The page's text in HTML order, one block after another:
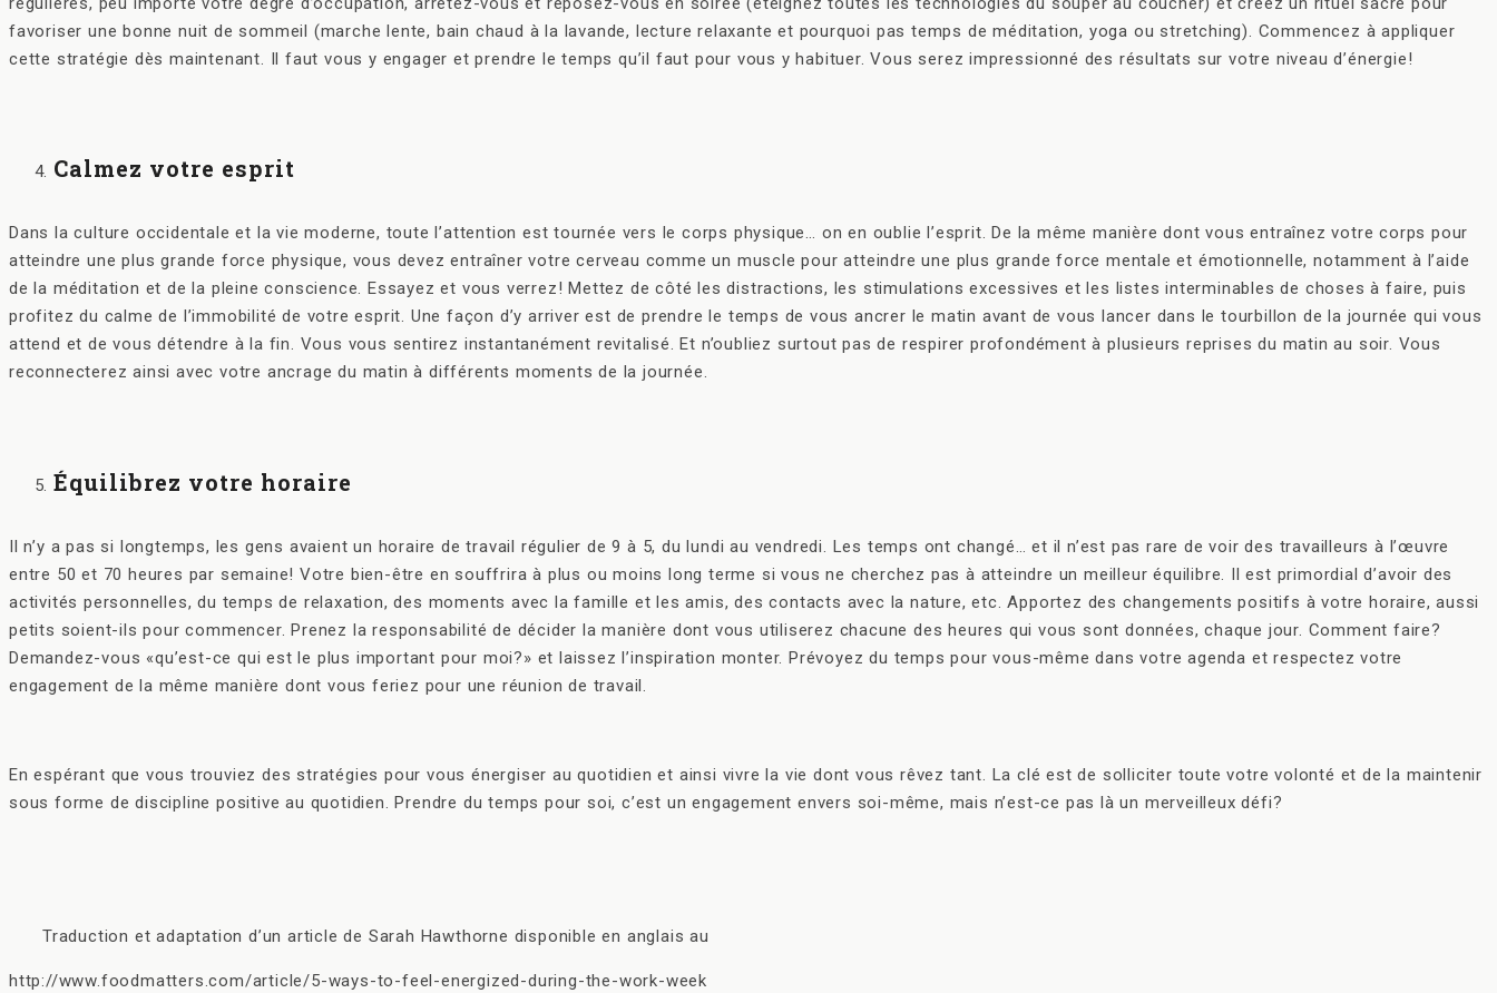
favoriser une bonne nuit de sommeil (marche lente, bain chaud à la lavande, lecture relaxante et pourquoi pas temps de méditation, yoga ou stretching). Commencez à appliquer
cette stratégie dès maintenant. Il faut vous y engager et prendre le temps qu’il faut pour vous y habituer. Vous serez impressionné des résultats sur votre niveau d’énergie!
Calmez votre esprit
Dans la culture occidentale et la vie moderne, toute l’attention est tournée vers le corps physique… on en oublie l’esprit. De la même manière dont vous entraînez votre corps pour
atteindre une plus grande force physique, vous devez entraîner votre cerveau comme un muscle pour atteindre une plus grande force mentale et émotionnelle, notamment à l’aide
de la méditation et de la pleine conscience. Essayez et vous verrez! Mettez de côté les distractions, les stimulations excessives et les listes interminables de choses à faire, puis
profitez du calme de l’immobilité de votre esprit. Une façon d’y arriver est de prendre le temps de vous ancrer le matin avant de vous lancer dans le tourbillon de la journée qui vous
attend et de vous détendre à la fin. Vous vous sentirez instantanément revitalisé. Et n’oubliez surtout pas de respirer profondément à plusieurs reprises du matin au soir. Vous
reconnecterez ainsi avec votre ancrage du matin à différents moments de la journée.
Équilibrez votre horaire
Il n’y a pas si longtemps, les gens avaient un horaire de travail régulier de 9 à 5, du lundi au vendredi. Les temps ont changé… et il n’est pas rare de voir des travailleurs à l’œuvre
entre 50 et 70 heures par semaine! Votre bien-être en souffrira à plus ou moins long terme si vous ne cherchez pas à atteindre un meilleur équilibre. Il est primordial d’avoir des
activités personnelles, du temps de relaxation, des moments avec la famille et les amis, des contacts avec la nature, etc. Apportez des changements positifs à votre horaire, aussi
petits soient-ils pour commencer. Prenez la responsabilité de décider la manière dont vous utiliserez chacune des heures qui vous sont données, chaque jour. Comment faire?
Demandez-vous «qu’est-ce qui est le plus important pour moi?» et laissez l’inspiration monter. Prévoyez du temps pour vous-même dans votre agenda et respectez votre
engagement de la même manière dont vous feriez pour une réunion de travail.
En espérant que vous trouviez des stratégies pour vous énergiser au quotidien et ainsi vivre la vie dont vous rêvez tant. La clé est de solliciter toute votre volonté et de la maintenir
sous forme de discipline positive au quotidien. Prendre du temps pour soi, c’est un engagement envers soi-même, mais n’est-ce pas là un merveilleux défi?
Traduction et adaptation d’un article de Sarah Hawthorne disponible en anglais au
http://www.foodmatters.com/article/5-ways-to-feel-energized-during-the-work-week